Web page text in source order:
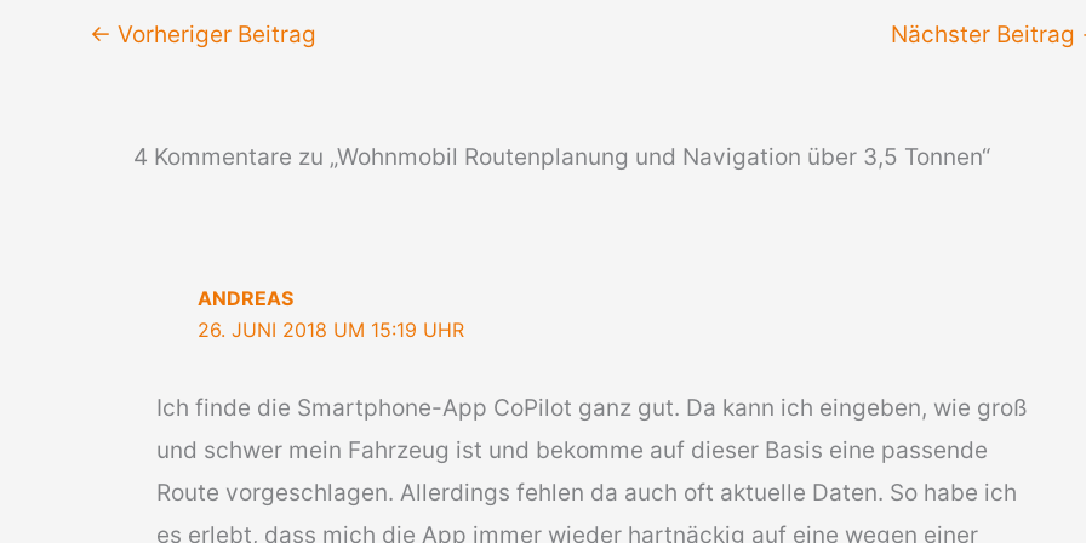
← Vorheriger Beitrag Nächster Beitrag
4 Kommentare zu „Wohnmobil Routenplanung und Navigation über 3,5 Tonnen“
ANDREAS
26. JUNI 2018 UM 15:19 UHR
Ich finde die Smartphone-App CoPilot ganz gut. Da kann ich eingeben, wie groß
und schwer mein Fahrzeug ist und bekomme auf dieser Basis eine passende
Route vorgeschlagen. Allerdings fehlen da auch oft aktuelle Daten. So habe ich
es erlebt, dass mich die App immer wieder hartnäckig auf eine wegen einer